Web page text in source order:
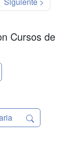
Cursos de